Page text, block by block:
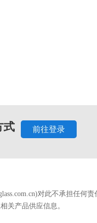
式 前往登录
对此不承担任何责
关产品供应信息。